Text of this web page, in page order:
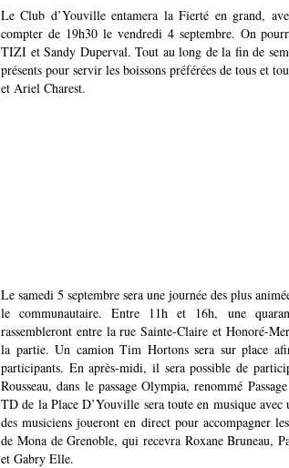
Le Club d’Youville entamera la Fierté en grand,
compter de 19h30 le vendredi 4 septembre. On
TIZI et Sandy Duperval. Tout au long de la fin de
présents pour servir les boissons préférées de tous et
et Ariel Charest.
Le samedi 5 septembre sera une journée des plus
le communautaire. Entre 11h et 16h, une
rassembleront entre la rue Sainte-Claire et Honoré-
la partie. Un camion Tim Hortons sera sur place
participants. En après-midi, il sera possible de
Rousseau, dans le passage Olympia, renommé
TD de la Place D’Youville sera toute en musique
des musiciens joueront en direct pour accompagner
de Mona de Grenoble, qui recevra Roxane Bruneau,
et Gabry Elle.